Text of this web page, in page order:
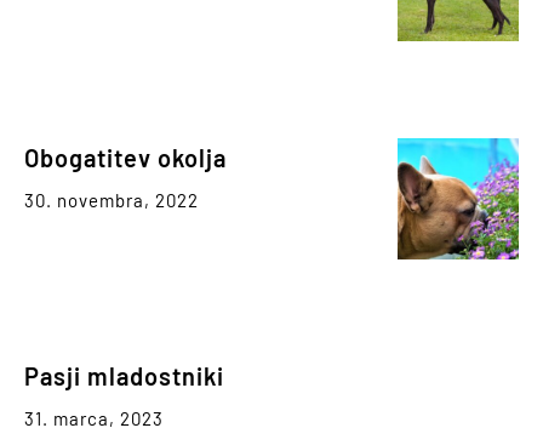
Obogatitev okolja
30. novembra, 2022
Pasji mladostniki
31. marca, 2023